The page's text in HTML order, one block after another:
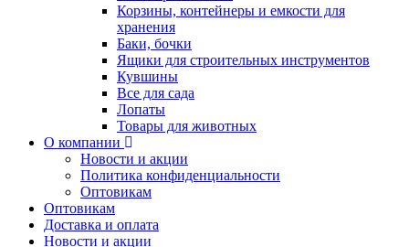
Корзины, контейнеры и емкости для
хранения
Баки, бочки
Ящики для строительных инструментов
Кувшины
Все для сада
Лопаты
Товары для животных
О компании
Новости и акции
Политика конфиденциальности
Оптовикам
Оптовикам
Доставка и оплата
Новости и акции